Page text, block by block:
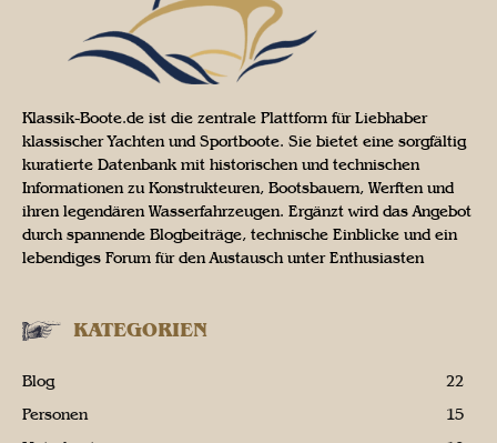
Klassik-Boote.de ist die zentrale Plattform für Liebhaber
klassischer Yachten und Sportboote. Sie bietet eine sorgfältig
kuratierte Datenbank mit historischen und technischen
Informationen zu Konstrukteuren, Bootsbauern, Werften und
ihren legendären Wasserfahrzeugen. Ergänzt wird das Angebot
durch spannende Blogbeiträge, technische Einblicke und ein
lebendiges Forum für den Austausch unter Enthusiasten
KATEGORIEN
Blog
22
Personen
15